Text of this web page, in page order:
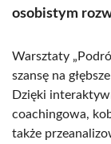
osobistym
Warsztaty
szansę na
Dzięki
coachingowa,
także